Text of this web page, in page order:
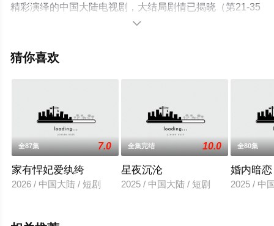
精彩演绎的中国大陆电视剧，大结局剧情已揭晓（第21-35
集完结），手机免费观看高清未删减完整版电视剧全集就
猫或剧情网等平台了解。

猜你喜欢
全87集 7.0
家有悍妃爱纨绔
2026 / 中国大陆 / 短剧
全集完结 10.0
星夜沉沦
2025 / 中国大陆 / 短剧
全80集
婚内暗恋
2025 / 中